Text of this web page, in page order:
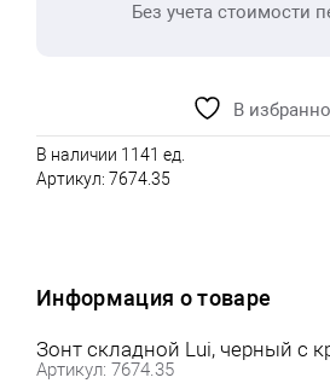
Без учета стоимости
В
В наличии 1141 ед.
Артикул: 7674.35
Информация о товаре
Зонт складной Lui, черный с
Артикул: 7674.35